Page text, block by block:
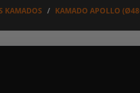
KAMADOS KAMADO APOLLO